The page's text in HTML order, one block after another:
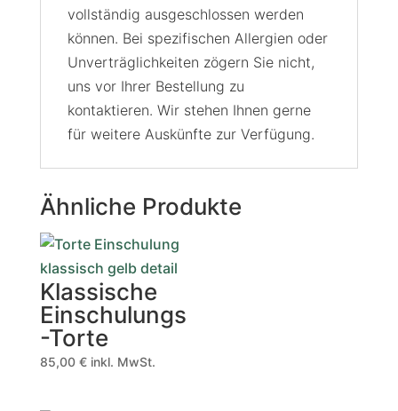
vollständig ausgeschlossen werden
können. Bei spezifischen Allergien oder
Unverträglichkeiten zögern Sie nicht,
uns vor Ihrer Bestellung zu
kontaktieren. Wir stehen Ihnen gerne
für weitere Auskünfte zur Verfügung.
Ähnliche Produkte
Klassische
Einschulungs
-Torte
85,00 € inkl. MwSt.